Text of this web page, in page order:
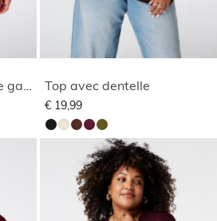
Top avec dentelle
€ 19,99